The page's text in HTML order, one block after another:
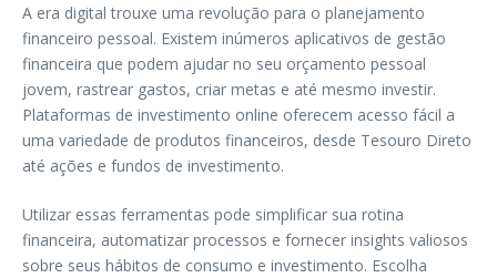
A era digital trouxe uma revolução para o planejamento
financeiro pessoal. Existem inúmeros aplicativos de gestão
financeira que podem ajudar no seu orçamento pessoal
jovem, rastrear gastos, criar metas e até mesmo investir.
Plataformas de investimento online oferecem acesso fácil a
uma variedade de produtos financeiros, desde Tesouro Direto
até ações e fundos de investimento.
Utilizar essas ferramentas pode simplificar sua rotina
financeira, automatizar processos e fornecer insights valiosos
sobre seus hábitos de consumo e investimento. Escolha